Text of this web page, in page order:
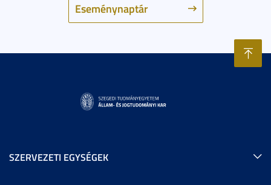
Eseménynaptár
SZERVEZETI EGYSÉGEK